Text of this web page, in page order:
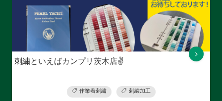
刺繍といえばカンプリ茨木店✌
作業着刺繡 刺繍加工